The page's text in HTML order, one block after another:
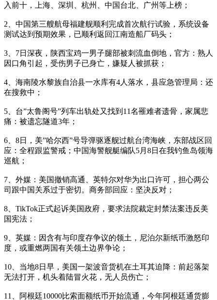
入前十，上海、深圳、杭州、中国台北、广州等上榜；
2、中国第三艘航母福建舰顺利完成首次航行试验，系统设备
测试达到预期效果，已顺利返回江南造船厂码头；
3、7日深夜，陕西宝鸡一男子腿部被刺流血倒地，官方：熟人
因口角引起，受伤男子已身亡，嫌疑人被抓获；
4、海南陵水黎族自治县一水库有4人落水，县应急管理局：还
在搜救中；
5、台”太鲁阁号”列车出轨处又找到11名罹难者遗骨，家属悲
痛：被遗忘隧道3年；
6、8日，美”哈尔西”号导弹驱逐舰过航台湾海峡，东部战区回
应：全程跟监警戒；中国海警舰艇编队5月8日在我钓鱼岛领海
巡航；
7、外媒：美国撤销高通、英特尔对华为出口许可，担心两公
司跟中国关系过于密切。商务部回应：坚决反对；
8、TikTok正式起诉美国政府，要求法院裁定封禁法案违反美
国宪法；
9、英媒：因含有与印度存争议的领土，尼泊尔新纸币激怒印
度，或重燃两国有关领土边界争论；
10、当地8日早，美国一架波音货机在土耳其迫降：前起落架
无法打开，机头着陆冒火花，无人员伤亡；
11、阿根廷10000比索面额纸币开始流通，今年阿根廷通货膨